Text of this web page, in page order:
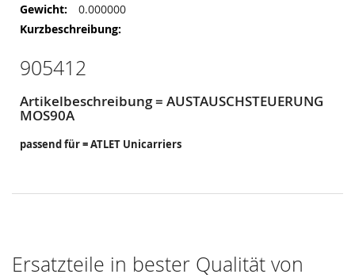
Mehr
Informationen
0.000000
905412
Artikelbeschreibung = AUSTAUSCHSTEUERUNG
MOS90A
passend für = ATLET Unicarriers
Ersatzteile in bester Qualität von